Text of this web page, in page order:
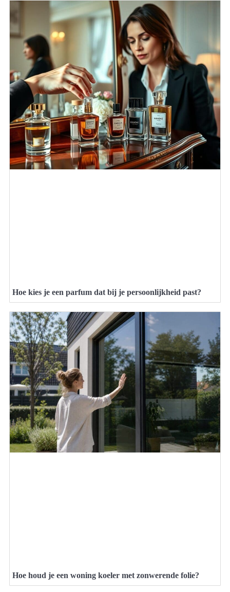
Hoe kies je een parfum dat bij je persoonlijkheid past?
Hoe houd je een woning koeler met zonwerende folie?